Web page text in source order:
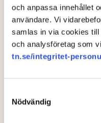
och anpassa innehållet
användare. Vi
samlas in via cookies
och analysföretag som
tn.se/integritet-
Nödvändig
Mattias Svensson
Brottsförebyggande rådet
SvD: Mattias Svensson:
Kriminalitet Brott Mattias